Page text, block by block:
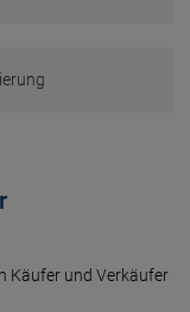
Käufer und Ver­käufer